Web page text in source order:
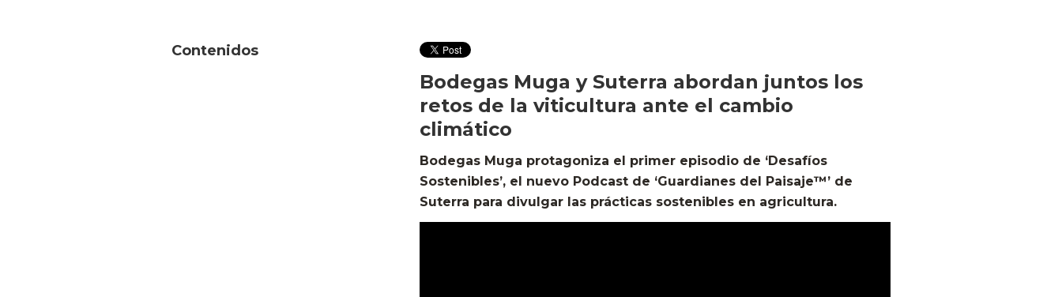
Contenidos
Bodegas Muga y Suterra abordan juntos los
retos de la viticultura ante el cambio
climático
Bodegas Muga protagoniza el primer episodio de ‘Desafíos
Sostenibles’, el nuevo Podcast de ‘Guardianes del Paisaje™’ de
Suterra para divulgar las prácticas sostenibles en agricultura.